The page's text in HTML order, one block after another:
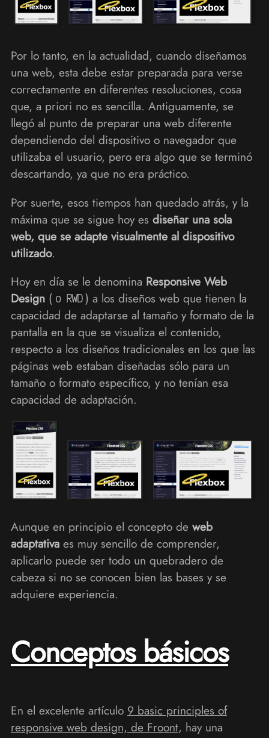
Por lo tanto, en la actualidad, cuando diseñamos
una web, esta debe estar preparada para verse
correctamente en diferentes resoluciones, cosa
que, a priori no es sencilla. Antiguamente, se
llegó al punto de preparar una web diferente
dependiendo del dispositivo o navegador que
utilizaba el usuario, pero era algo que se terminó
descartando, ya que no era práctico.
Por suerte, esos tiempos han quedado atrás, y la
máxima que se sigue hoy es diseñar una sola
web, que se adapte visualmente al dispositivo
utilizado.
Hoy en día se le denomina Responsive Web
Design( o RWD ) a los diseños web que tienen la
capacidad de adaptarse al tamaño y formato de la
pantalla en la que se visualiza el contenido,
respecto a los diseños tradicionales en los que las
páginas web estaban diseñadas sólo para un
tamaño o formato específico, y no tenían esa
capacidad de adaptación.
Aunque en principio el concepto de web
adaptativaes muy sencillo de comprender,
aplicarlo puede ser todo un quebradero de
cabeza si no se conocen bien las bases y se
adquiere experiencia.
Conceptos básicos
En el excelente artículo 9 basic principles of
responsive web design, de Froont, hay una